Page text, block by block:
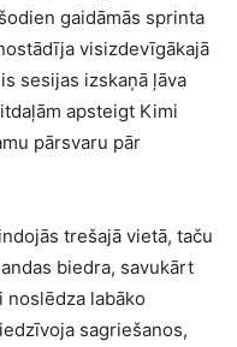
gaidāmās sprinta
visizdevīgākajā
sesijas izskaņā ļāva
apsteigt Kimi
pārsvaru pār
trešajā vietā, taču
biedra, savukārt
noslēdza labāko
sagriešanos,